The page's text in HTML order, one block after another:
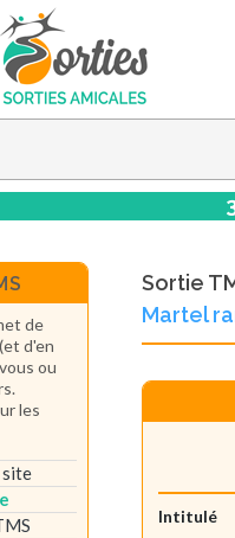
Sortie
Martel
Intitulé
de
d'en
ou
les
site